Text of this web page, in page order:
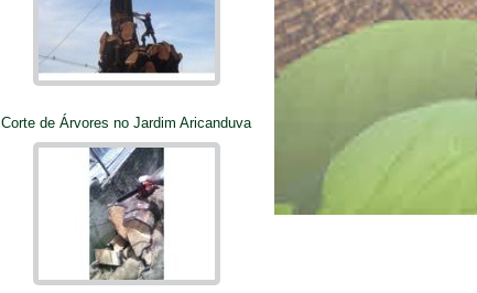
Corte de Árvores no Jardim Aricanduva